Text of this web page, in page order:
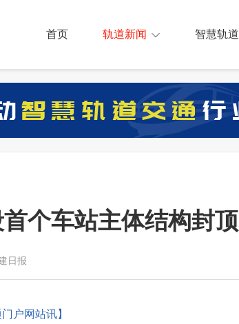
首页 轨道新闻 智慧轨道
个车站主体结构封顶
日报
户网站讯】